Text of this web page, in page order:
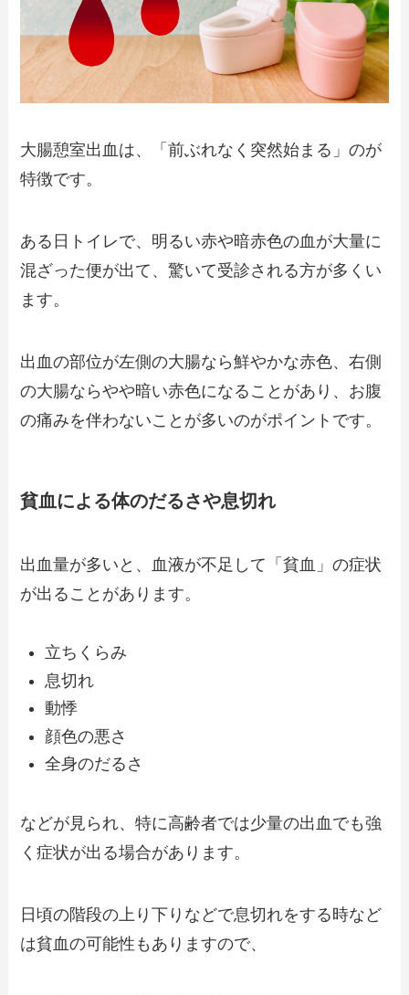
大腸憩室出血は、「前ぶれなく突然始まる」のが
特徴です。
ある日トイレで、明るい赤や暗赤色の血が大量に
混ざった便が出て、驚いて受診される方が多くい
ます。
出血の部位が左側の大腸なら鮮やかな赤色、右側
の大腸ならやや暗い赤色になることがあり、お腹
の痛みを伴わないことが多いのがポイントです。
貧血による体のだるさや息切れ
出血量が多いと、血液が不足して「貧血」の症状
が出ることがあります。
立ちくらみ
息切れ
動悸
顔色の悪さ
全身のだるさ
などが見られ、特に高齢者では少量の出血でも強
く症状が出る場合があります。
日頃の階段の上り下りなどで息切れをする時など
は貧血の可能性もありますので、